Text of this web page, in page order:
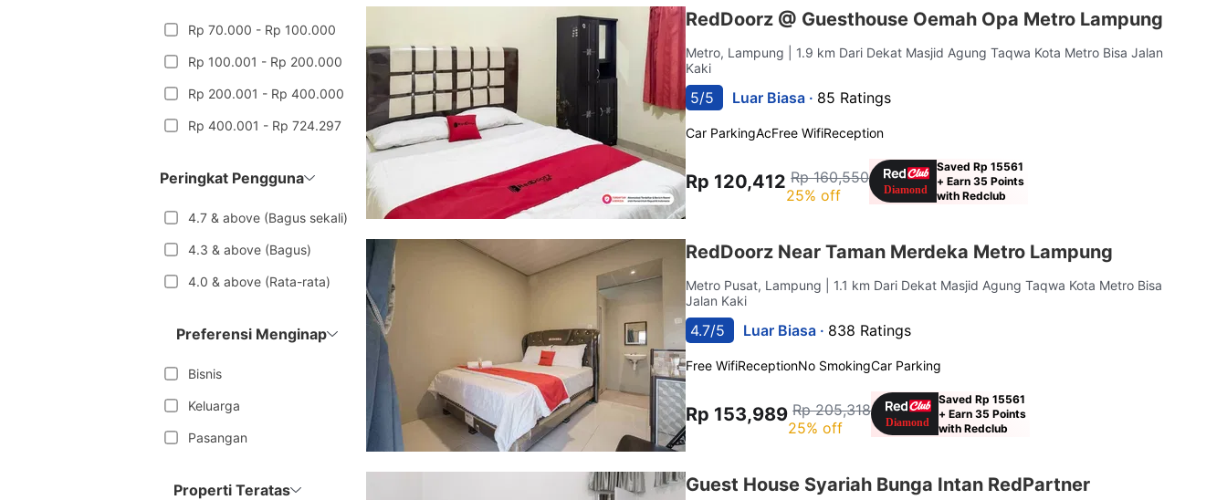
Rp 70.000 - Rp 100.000
Rp 100.001 - Rp 200.000
Rp 200.001 - Rp 400.000
Rp 400.001 - Rp 724.297
Peringkat Pengguna
4.7 & above (Bagus sekali)
4.3 & above (Bagus)
4.0 & above (Rata-rata)
Preferensi Menginap
Bisnis
Keluarga
Pasangan
Properti Teratas
RedDoorz @ Guesthouse Oemah Opa Metro Lampung
Metro, Lampung
| 1.9 km Dari Dekat Masjid Agung Taqwa Kota Metro Bisa Jalan
Kaki
5/5 Luar Biasa · 85 Ratings
Car ParkingAcFree WifiReception
Rp 120,412 Rp 160,550
25% off
Saved Rp 15561
+ Earn 35 Points
with Redclub
RedDoorz Near Taman Merdeka Metro Lampung
Metro Pusat, Lampung
| 1.1 km Dari Dekat Masjid Agung Taqwa Kota Metro Bisa
Jalan Kaki
4.7/5 Luar Biasa · 838 Ratings
Free WifiReceptionNo SmokingCar Parking
Rp 153,989 Rp 205,318
25% off
Saved Rp 15561
+ Earn 35 Points
with Redclub
Guest House Syariah Bunga Intan RedPartner